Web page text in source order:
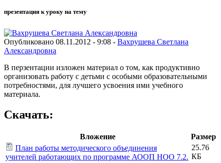
презентация к уроку на тему
Опубликовано 08.11.2012 - 9:08 - Вахрушева Светлана
Александровна
В перзентации изложен материал о том, как продуктивно
организовать работу с детьми с особыми образовательными
потребностями, для лучшего усвоения ими учебного
материала.
Скачать:
Вложение
Размер
План работы методического объединения
учителей работающих по программе АООП НОО 7.2.
25.76
КБ